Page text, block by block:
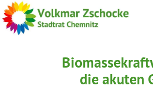
die akuten